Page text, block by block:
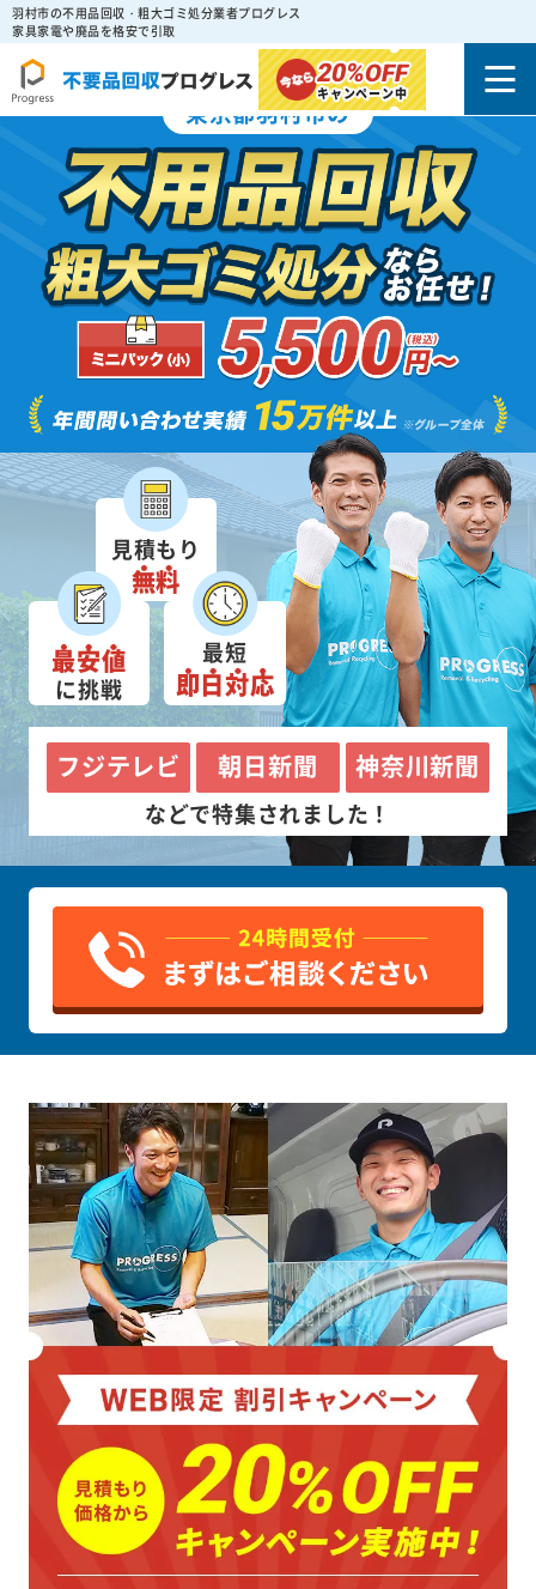
羽村市の不用品回収・粗大ゴミ処分業者プログレス
家具家電や廃品を格安で引取
20%OFF
キャンペーン中
東京都羽村市の
見積もり
無料
最安値
に挑戦
最短
即日対応
フジテレビ 朝日新聞 神奈川新聞
などで特集されました！